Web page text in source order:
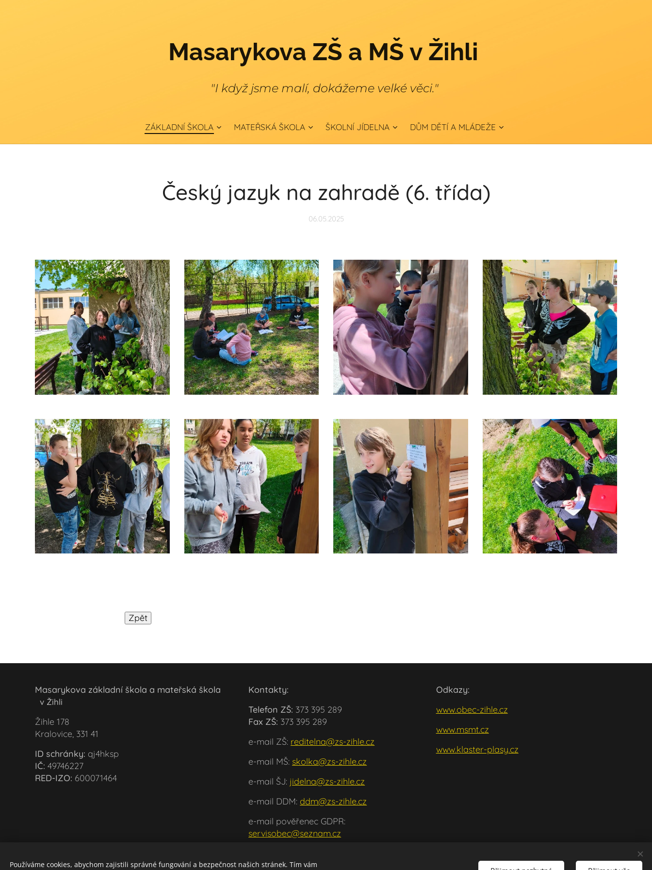
Masarykova ZŠ a MŠ v Žihli
"I když jsme malí, dokážeme velké věci."
ZÁKLADNÍ ŠKOLA MATEŘSKÁ ŠKOLA ŠKOLNÍ JÍDELNA DŮM DĚTÍ A MLÁDEŽE
Český jazyk na zahradě (6. třída)
06.05.2025
Masarykova základní škola a mateřská škola
v Žihli
Žihle 178
Kralovice, 331 41
ID schránky: qj4hksp
IČ: 49746227
RED-IZO: 600071464
Kontakty:
Telefon ZŠ: 373 395 289
Fax ZŠ: 373 395 289
e-mail ZŠ: reditelna@zs-zihle.cz
e-mail MŠ: skolka@zs-zihle.cz
e-mail ŠJ: jidelna@zs-zihle.cz
e-mail DDM: ddm@zs-zihle.cz
e-mail pověřenec GDPR:
servisobec@seznam.cz
Odkazy:
www.obec-zihle.cz
www.msmt.cz
www.klaster-plasy.cz
Používáme cookies, abychom zajistili správné fungování a bezpečnost našich stránek. Tím vám